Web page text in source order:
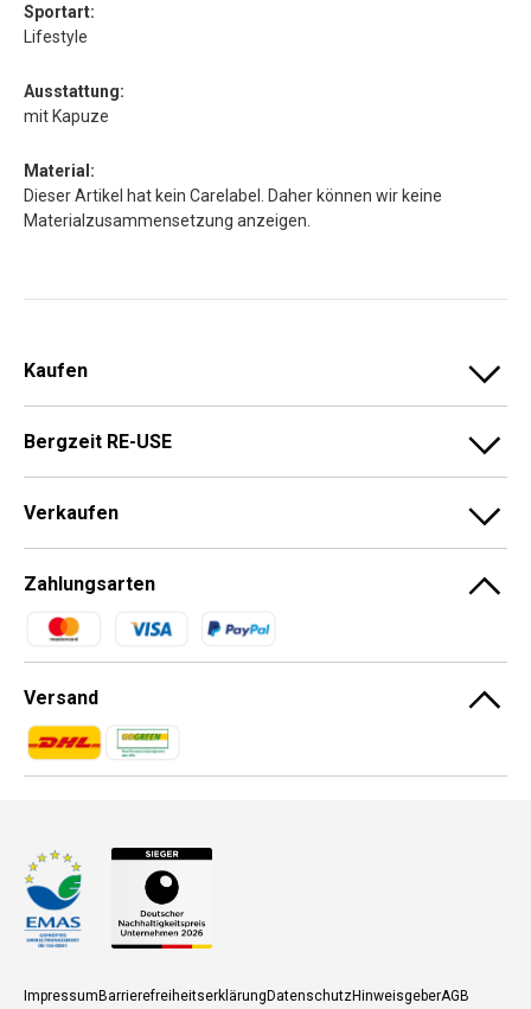
Sportart:
Lifestyle
Ausstattung:
mit Kapuze
Material:
Dieser Artikel hat kein Carelabel. Daher können wir keine
Materialzusammensetzung anzeigen.
Kaufen
Bergzeit RE-USE
Verkaufen
Zahlungsarten
Zahlungsmethoden
Versand
Zahlungsmethoden
Zahlungsmethoden
ImpressumBarrierefreiheitserklärungDatenschutzHinweisgeberAGB